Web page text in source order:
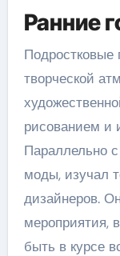
Ранние
творческой
рисованием и
Параллельно
моды, изучал
дизайнеров.
мероприятия,
быть в курсе